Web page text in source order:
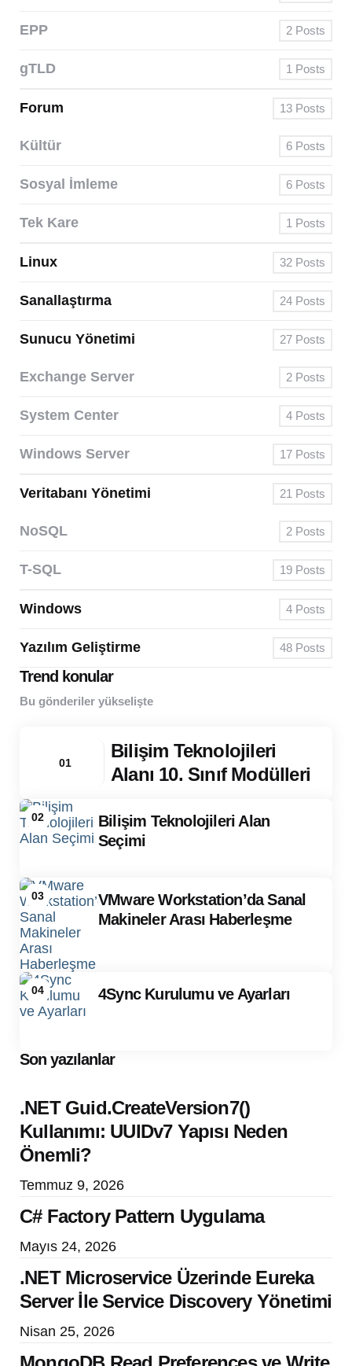
EPP 2 Posts
gTLD 1 Posts
Forum 13 Posts
Kültür 6 Posts
Sosyal İmleme 6 Posts
Tek Kare 1 Posts
Linux 32 Posts
Sanallaştırma 24 Posts
Sunucu Yönetimi 27 Posts
Exchange Server 2 Posts
System Center 4 Posts
Windows Server 17 Posts
Veritabanı Yönetimi 21 Posts
NoSQL 2 Posts
T-SQL 19 Posts
Windows 4 Posts
Yazılım Geliştirme 48 Posts
Trend konular
Bu gönderiler yükselişte
01
Bilişim Teknolojileri
Alanı 10. Sınıf Modülleri
02
Bilişim Teknolojileri Alan
Seçimi
03
VMware Workstation’da Sanal
Makineler Arası Haberleşme
04 4Sync Kurulumu ve Ayarları
Son yazılanlar
.NET Guid.CreateVersion7()
Kullanımı: UUIDv7 Yapısı Neden
Önemli?
Temmuz 9, 2026
C# Factory Pattern Uygulama
Mayıs 24, 2026
.NET Microservice Üzerinde Eureka
Server İle Service Discovery Yönetimi
Nisan 25, 2026